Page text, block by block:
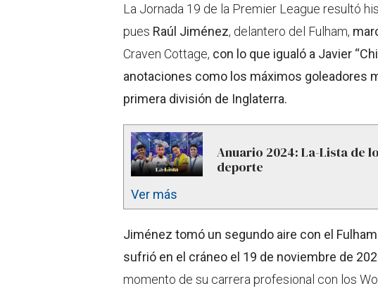
La Jornada 19 de la Premier League resultó
pues Raúl Jiménez, delantero del Fulham,
Craven Cottage, con lo que igualó a Javier
anotaciones como los máximos goleadores
primera división de Inglaterra.
Anuario 2024: La-Lista de
deporte
Ver más
Jiménez tomó un segundo aire con el
sufrió en el cráneo el 19 de noviembre de
momento de su carrera profesional con los